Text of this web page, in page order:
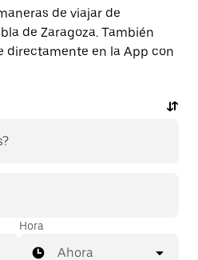
de viajar de
de Zaragoza. También
directamente en la App con
Hora
Ahora